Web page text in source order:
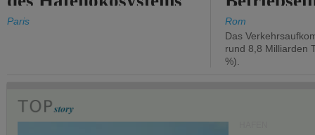
des Staates fest.
Paris
um 2,7 %.
Rom
Das
rund 8,8 Milliarden
%).